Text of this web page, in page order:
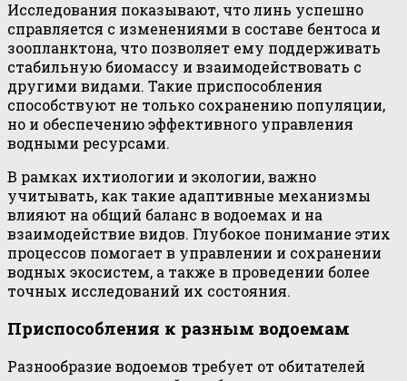
Исследования показывают, что линь успешно
справляется с изменениями в составе бентоса и
зоопланктона, что позволяет ему поддерживать
стабильную биомассу и взаимодействовать с
другими видами. Такие приспособления
способствуют не только сохранению популяции,
но и обеспечению эффективного управления
водными ресурсами.
В рамках ихтиологии и экологии, важно
учитывать, как такие адаптивные механизмы
влияют на общий баланс в водоемах и на
взаимодействие видов. Глубокое понимание этих
процессов помогает в управлении и сохранении
водных экосистем, а также в проведении более
точных исследований их состояния.
Приспособления к разным водоемам
Разнообразие водоемов требует от обитателей